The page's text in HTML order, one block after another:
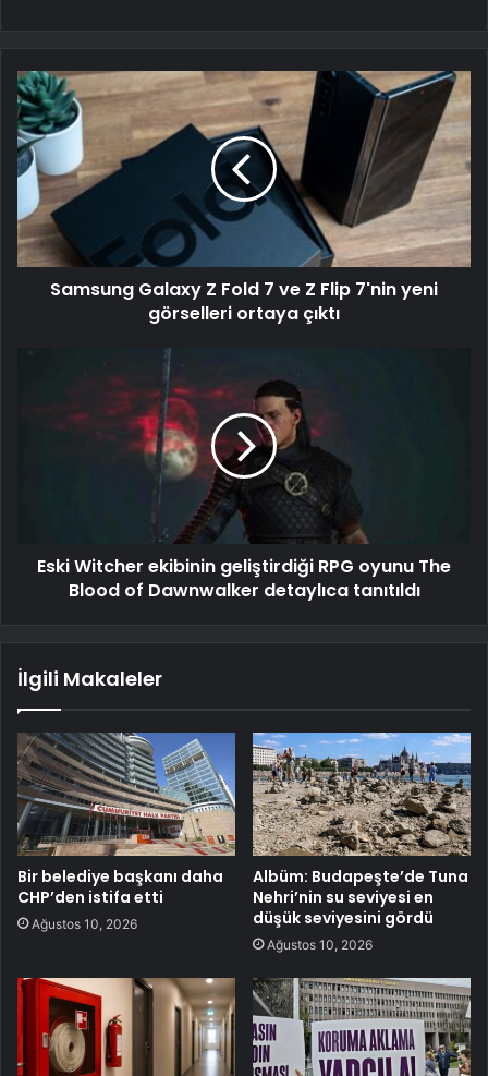
Samsung Galaxy Z Fold 7 ve Z Flip 7'nin yeni
görselleri ortaya çıktı
Eski Witcher ekibinin geliştirdiği RPG oyunu The
Blood of Dawnwalker detaylıca tanıtıldı
İlgili Makaleler
Bir belediye başkanı daha
CHP’den istifa etti
Ağustos 10, 2026
Albüm: Budapeşte’de Tuna
Nehri’nin su seviyesi en
düşük seviyesini gördü
Ağustos 10, 2026